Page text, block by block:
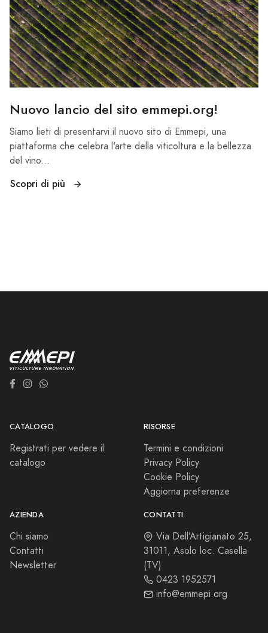
Nuovo lancio del sito emmepi.org!
Siamo lieti di presentarvi il nuovo sito di Emmepi, una
piattaforma che celebra l'arte della viticoltura e la bellezza
del vino...
Scopri di più
CATALOGO
Registrati per vedere il
catalogo
RISORSE
Termini e condizioni
Privacy Policy
Cookie Policy
Aggiorna preferenze
AZIENDA
Chi siamo
Contatti
Newsletter
CONTATTI
Via Dell’Artigianato 25,
31011, Asolo loc. Casella
(TV)
0423 1952571
info@emmepi.org